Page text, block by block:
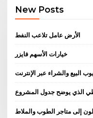
New Posts
الأرض عامل تلاعب النفط
خيارات الأسهم فايزر
البيع والشراء عبر الإنترنت
الذي يوضح جدول المشروع
إلى متاجر الطوب والملاط